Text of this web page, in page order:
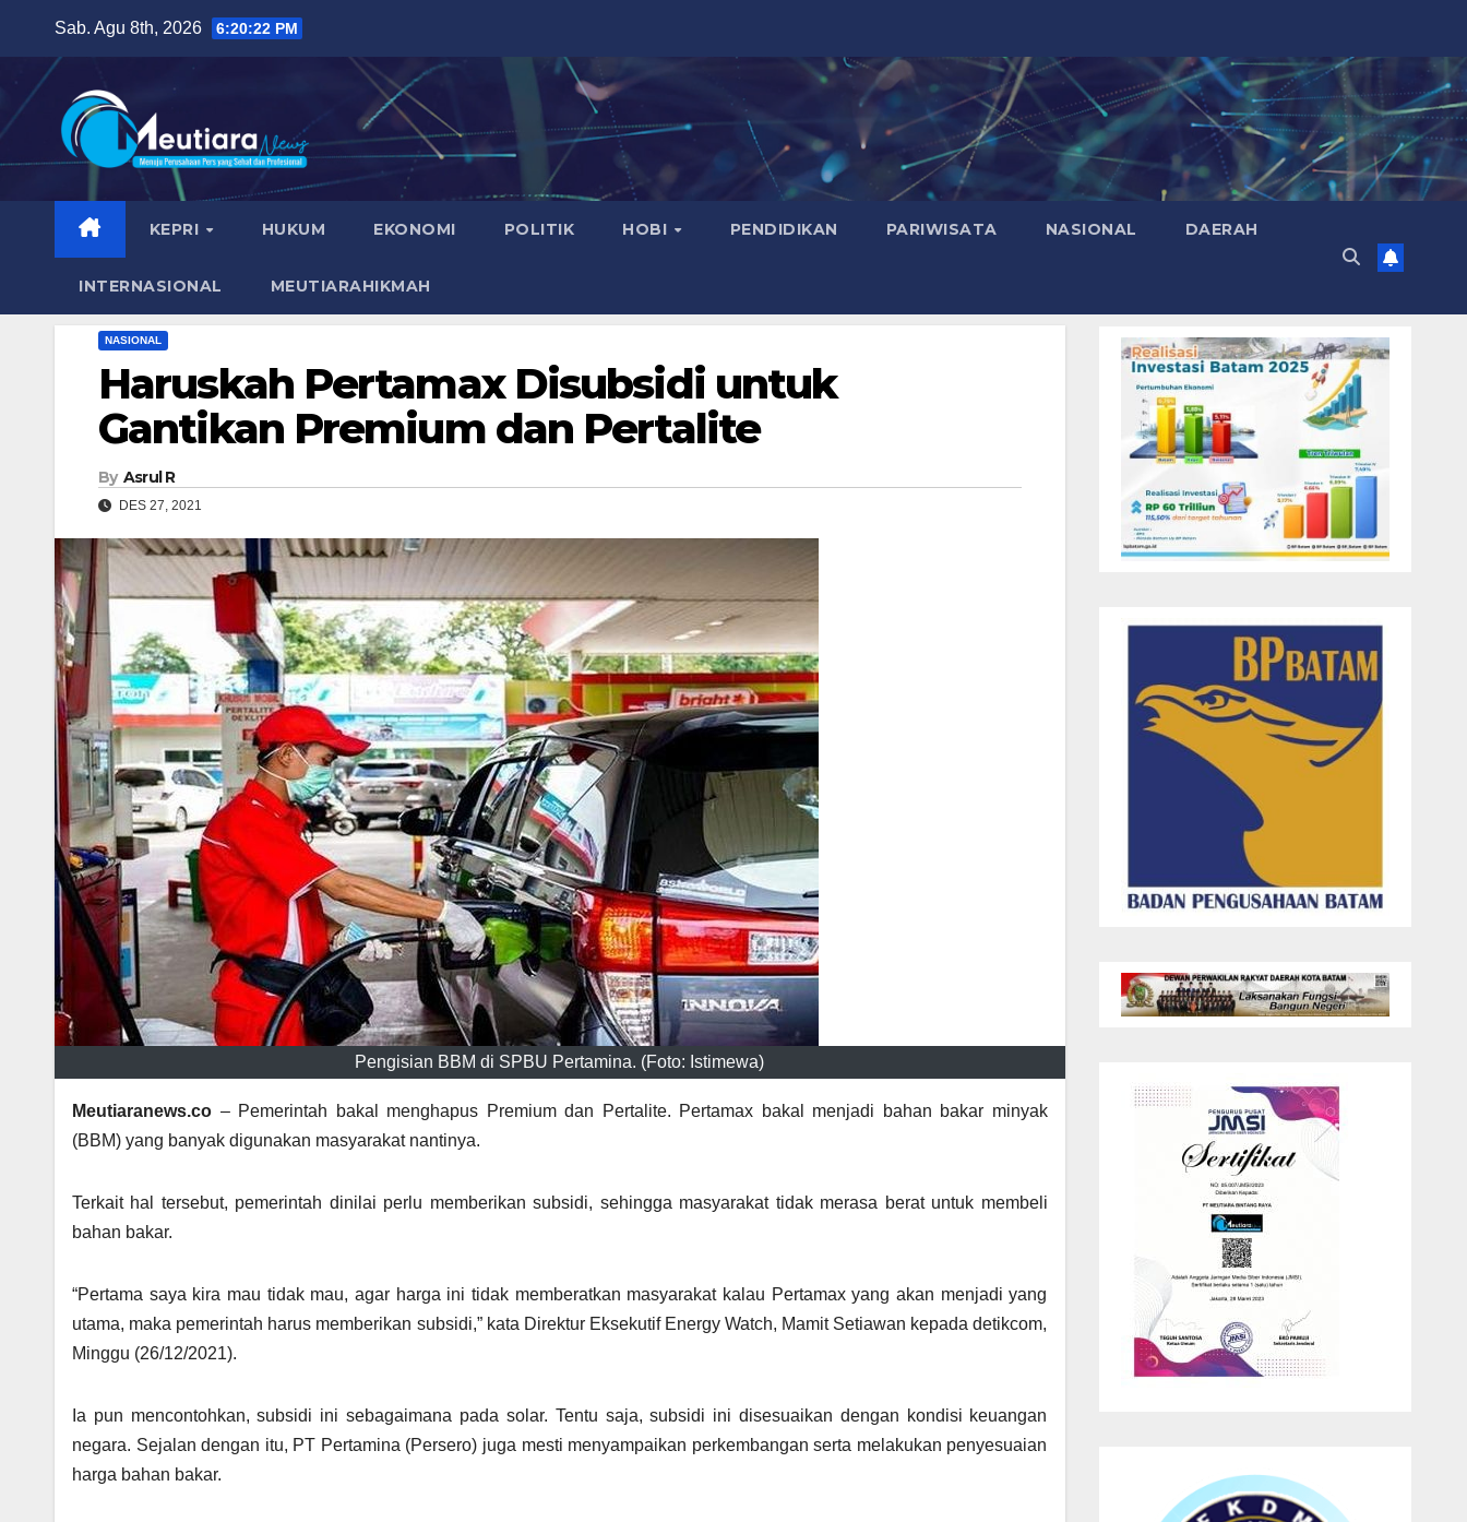
content
Sab. Agu 8th, 2026 6:20:24 PM
KEPRI HUKUM EKONOMI POLITIK HOBI PENDIDIKAN PARIWISATA NASIONAL DAERAH
INTERNASIONAL MEUTIARAHIKMAH
NASIONAL
Haruskah Pertamax Disubsidi untuk
Gantikan Premium dan Pertalite
By Asrul R
DES 27, 2021
Pengisian BBM di SPBU Pertamina. (Foto: Istimewa)
Meutiaranews.co – Pemerintah bakal menghapus Premium dan Pertalite. Pertamax bakal menjadi bahan bakar minyak
(BBM) yang banyak digunakan masyarakat nantinya.
Terkait hal tersebut, pemerintah dinilai perlu memberikan subsidi, sehingga masyarakat tidak merasa berat untuk membeli
bahan bakar.
“Pertama saya kira mau tidak mau, agar harga ini tidak memberatkan masyarakat kalau Pertamax yang akan menjadi yang
utama, maka pemerintah harus memberikan subsidi,” kata Direktur Eksekutif Energy Watch, Mamit Setiawan kepada detikcom,
Minggu (26/12/2021).
Ia pun mencontohkan, subsidi ini sebagaimana pada solar. Tentu saja, subsidi ini disesuaikan dengan kondisi keuangan
negara. Sejalan dengan itu, PT Pertamina (Persero) juga mesti menyampaikan perkembangan serta melakukan penyesuaian
harga bahan bakar.